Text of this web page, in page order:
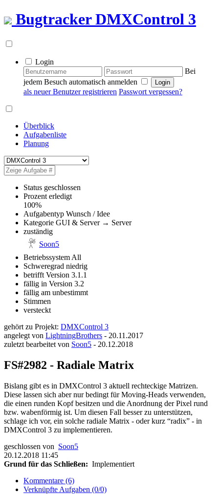
BugtrackerDMXControl 3
Login
Bei
jedem Besuch automatisch anmelden
als neuer Benutzer registrieren Passwort vergessen?
Überblick
Aufgabenliste
Planung
Status geschlossen
Prozent erledigt
100%
Aufgabentyp Wunsch / Idee
Kategorie GUI & Server → Server
zuständig
Soon5
Betriebssystem All
Schweregrad niedrig
betrifft Version 3.1.1
fällig in Version 3.2
fällig am unbestimmt
Stimmen
versteckt
gehört zu Projekt: DMXControl 3
angelegt von LightningBrothers - 20.11.2017
zuletzt bearbeitet von Soon5 - 20.12.2018
FS#2982 - Radiale Matrix
Bislang gibt es in DMXControl 3 aktuell rechteckige Matrizen.
Diese lassen sich aber nur bedingt für Moving-Heads verwenden,
die einen runden Kopf besitzen und die Anordnung der Pixel rund
bzw. wabenförmig ist. Um diesen Fall besser zu unterstützen,
schlage ich vor, ein solche radiale Matrix - oder kurz “radix” - in
DMXControl 3 zu implementieren.
geschlossen von Soon5
20.12.2018 11:45
Grund für das Schließen: Implementiert
Kommentare (6)
Verknüpfte Aufgaben (0/0)